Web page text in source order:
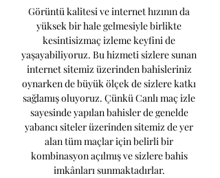
Görüntü kalitesi ve internet hızının da
yüksek bir hale gelmesiyle birlikte
kesintisizmaç izleme keyfini de
yaşayabiliyoruz. Bu hizmeti sizlere sunan
internet sitemiz üzerinden bahisleriniz
oynarken de büyük ölçek de sizlere katkı
sağlamış oluyoruz. Çünkü Canlı maç izle
sayesinde yapılan bahisler de genelde
yabancı siteler üzerinden sitemiz de yer
alan tüm maçlar için belirli bir
kombinasyon açılmış ve sizlere bahis
imkânları sunmaktadırlar.